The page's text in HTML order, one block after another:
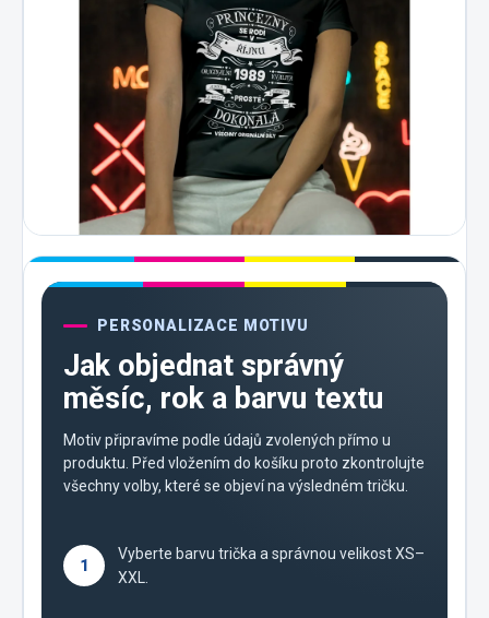
PERSONALIZACE MOTIVU
Jak objednat správný
měsíc, rok a barvu textu
Motiv připravíme podle údajů zvolených přímo u
produktu. Před vložením do košíku proto zkontrolujte
všechny volby, které se objeví na výsledném tričku.
1
Vyberte barvu trička a správnou velikost XS–
XXL.